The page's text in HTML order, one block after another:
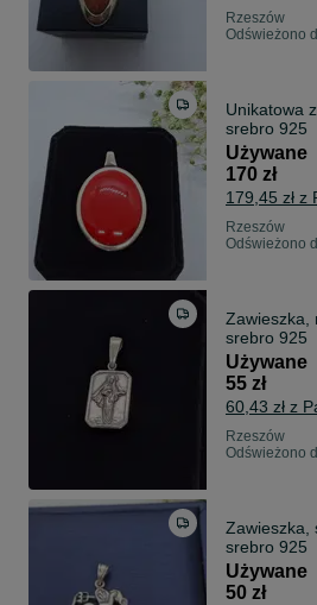
Rzeszów
Odświeżono
Unikatowa
srebro 925
Używane
170 zł
179,45 zł z
Rzeszów
Odświeżono
Zawieszka,
srebro 925
Używane
55 zł
60,43 zł z
Rzeszów
Odświeżono
Zawieszka,
srebro 925
Używane
50 zł